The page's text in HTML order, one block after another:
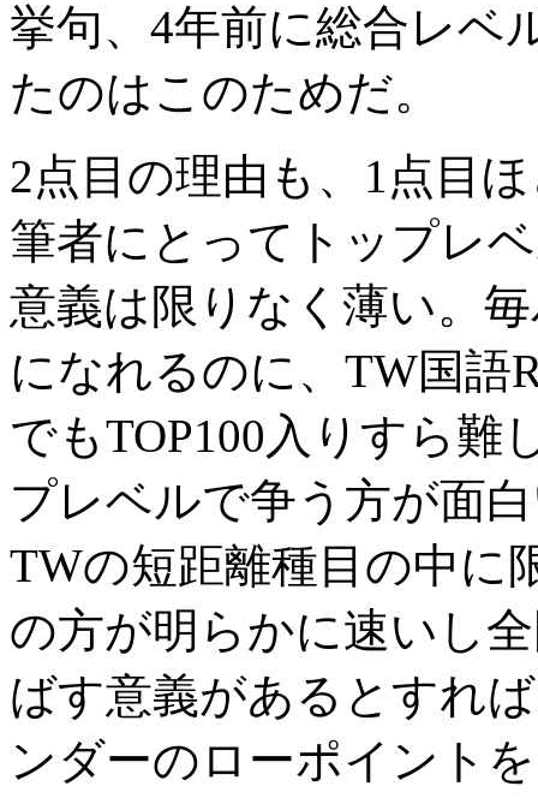
挙句、4年前に総合レベ
たのはこのためだ。
2点目の理由も、1点目
筆者にとってトップレ
意義は限りなく薄い。
になれるのに、TW国語
でもTOP100入りすら難
プレベルで争う方が面
TWの短距離種目の中に
の方が明らかに速いし
ばす意義があるとすれ
ンダーのローポイント